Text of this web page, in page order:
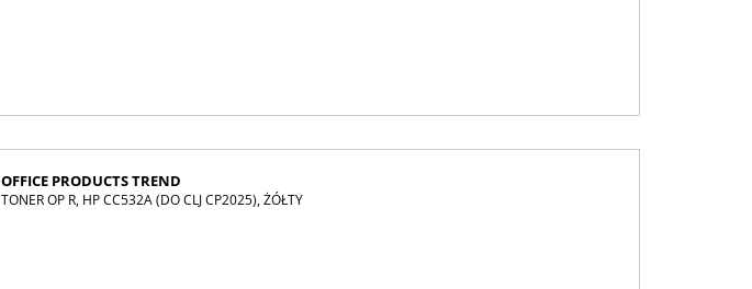
OFFICE PRODUCTS TREND
TONER OP R, HP CC532A (DO CLJ CP2025), ŻÓŁTY